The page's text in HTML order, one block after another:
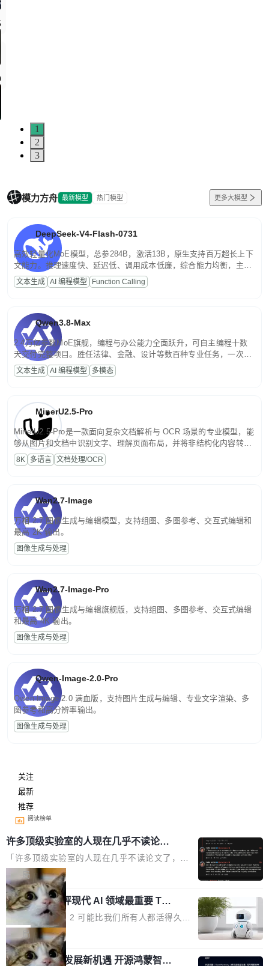
1
2
3
模力方舟 最新模型 热门模型 更多大模型
DeepSeek-V4-Flash-0731
高效轻量化MoE模型，总参284B，激活13B，原生支持百万超长上下
文能力。推理速度快、延迟低、调用成本低廉，综合能力均衡，主打
高并发、轻量化任务，适合日常对话、内容创作、基础 RAG、批量
文案处理等普惠刚需场景。
文本生成 AI 编程模型 Function Calling
Qwen3.8-Max
2.4万亿参数MoE旗舰，编程与办公能力全面跃升，可自主编程十数
天交付完整项目。胜任法律、金融、设计等数百种专业任务，一次对
话端到端交付生产级成果。原生视觉理解贯穿规划、执行与验证全流
程，支持超长文档与长视频的深度语义解析。长程任务中自主规划与
文本生成 AI 编程模型 多模态
MinerU2.5-Pro
MinerU2.5-Pro是一款面向复杂文档解析与 OCR 场景的专业模型，能
够从图片和文档中识别文字、理解页面布局，并将非结构化内容转换
为便于存储、检索和二次处理的结构化结果。
8K 多语言 文档处理/OCR
Wan2.7-Image
万相 2.7 图像生成与编辑模型，支持组图、多图参考、交互式编辑和
最高 2K 输出。
图像生成与处理
Wan2.7-Image-Pro
万相 2.7 图像生成与编辑旗舰版，支持组图、多图参考、交互式编辑
和最高 4K 输出。
图像生成与处理
Qwen-Image-2.0-Pro
Qwen-Image-2.0 满血版，支持图片生成与编辑、专业文字渲染、多
图参考和高分辨率输出。
图像生成与处理
关注
最新
推荐
阅读榜单
许多顶级实验室的人现在几乎不读论文
了
「许多顶级实验室的人现在几乎不读论文了，而
且他们认为 ICLR/ICML/NeurIPS 充斥着大量过
度宣传和欺诈。」 OpenAI 研究员 Keller Jorda
n 这条推文引发了广泛讨论。他不是在说风凉
话，他是说出了一个圈内人尽皆知但很少公开捅
破的事实。 Jordan 随后补充了一句软化声明：
「我不认为这些会议上大部分论文都在过度宣传
或造假。问题是，作为读者，如果你筛选出那些
局
xAI 前工程师评现代 AI 领域最重要 Top
3 开源项目
Flash Attention 2 可能比我们所有人都活得久。
这句话不是来自某个技术博客，而是出自 Hieu
Pham 的一条推文。Hieu Pham 是谁？他是 xAI
的早期工程师之一，在 Grok 训练基础设施团队
局
共商智能硬件发展新机遇 开源鸿蒙智能